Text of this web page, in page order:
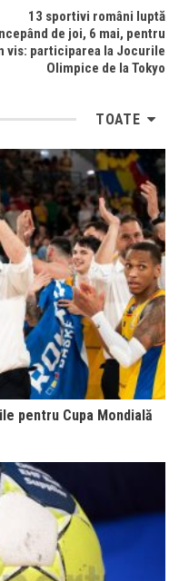
13 sportivi români luptă
de joi, 6 mai, pentru
vis: participarea la Jocurile
Olimpice de la Tokyo
TOATE
pentru Cupa Mondială